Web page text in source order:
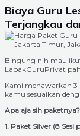
Biaya Guru
Terjangkau
Bingung nih mau
LapakGuruPrivat
Kami menawarkan 3
kamu sesuaikan
Apa aja sih paketnya?
1. Paket Silver (8 Sesi